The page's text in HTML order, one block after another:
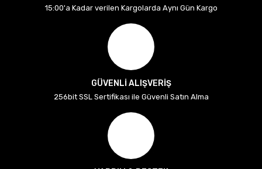
15:00'a Kadar verilen Kargolarda Aynı Gün Kargo
GÜVENLİ ALIŞVERİŞ
256bit SSL Sertifikası ile Güvenli Satın Alma